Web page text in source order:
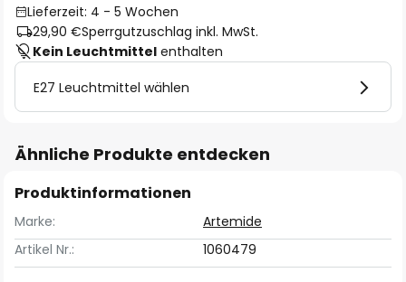
Lieferzeit: 4 - 5 Wochen
29,90 €Sperrgutzuschlag inkl. MwSt.
Kein Leuchtmittel enthalten
E27 Leuchtmittel wählen
Ähnliche Produkte entdecken
Produktinformationen
Marke:
Artemide
Artikel Nr.:
1060479